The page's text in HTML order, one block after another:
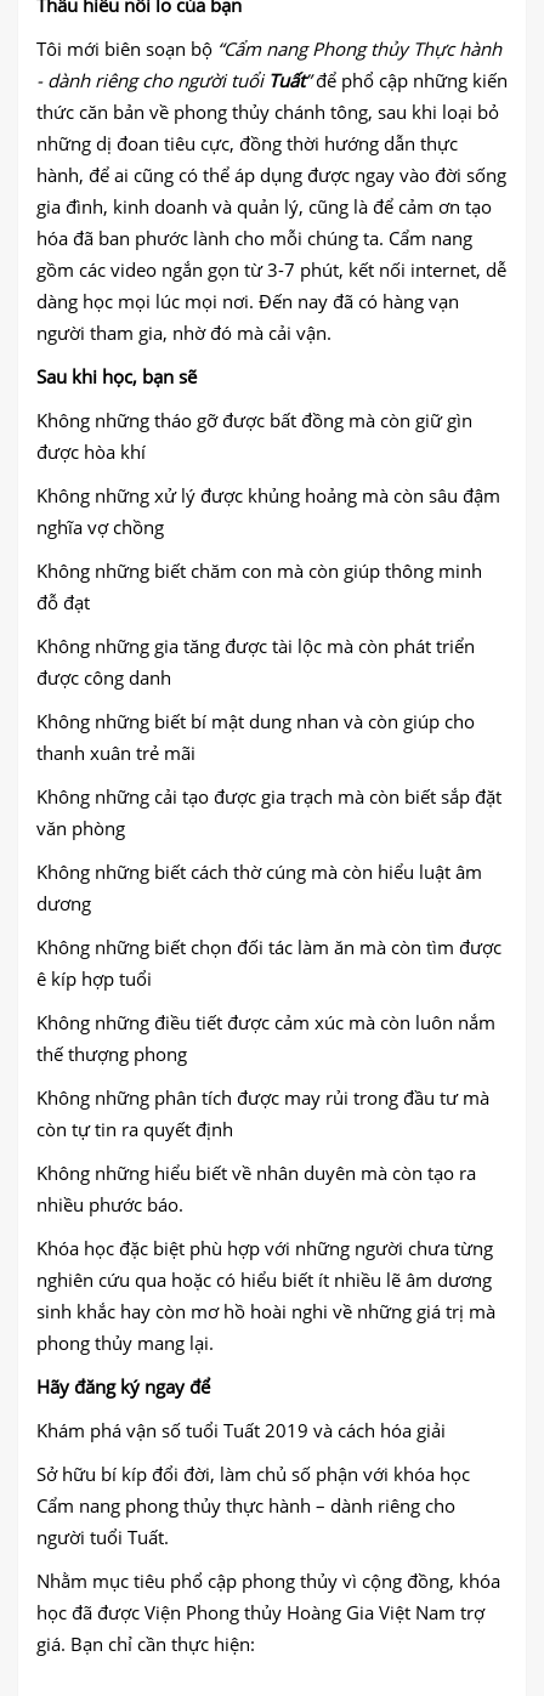
Thấu hiểu nỗi lo của bạn
Tôi mới biên soạn bộ “Cẩm nang Phong thủy Thực hành
- dành riêng cho người tuổi Tuất”để phổ cập những kiến
thức căn bản về phong thủy chánh tông, sau khi loại bỏ
những dị đoan tiêu cực, đồng thời hướng dẫn thực
hành, để ai cũng có thể áp dụng được ngay vào đời sống
gia đình, kinh doanh và quản lý, cũng là để cảm ơn tạo
hóa đã ban phước lành cho mỗi chúng ta. Cẩm nang
gồm các video ngắn gọn từ 3-7 phút, kết nối internet, dễ
dàng học mọi lúc mọi nơi. Đến nay đã có hàng vạn
người tham gia, nhờ đó mà cải vận.
Sau khi học, bạn sẽ
Không những tháo gỡ được bất đồng mà còn giữ gìn
được hòa khí
Không những xử lý được khủng hoảng mà còn sâu đậm
nghĩa vợ chồng
Không những biết chăm con mà còn giúp thông minh
đỗ đạt
Không những gia tăng được tài lộc mà còn phát triển
được công danh
Không những biết bí mật dung nhan và còn giúp cho
thanh xuân trẻ mãi
Không những cải tạo được gia trạch mà còn biết sắp đặt
văn phòng
Không những biết cách thờ cúng mà còn hiểu luật âm
dương
Không những biết chọn đối tác làm ăn mà còn tìm được
ê kíp hợp tuổi
Không những điều tiết được cảm xúc mà còn luôn nắm
thế thượng phong
Không những phân tích được may rủi trong đầu tư mà
còn tự tin ra quyết định
Không những hiểu biết về nhân duyên mà còn tạo ra
nhiều phước báo.
Khóa học đặc biệt phù hợp với những người chưa từng
nghiên cứu qua hoặc có hiểu biết ít nhiều lẽ âm dương
sinh khắc hay còn mơ hồ hoài nghi về những giá trị mà
phong thủy mang lại.
Hãy đăng ký ngay để
Khám phá vận số tuổi Tuất 2019 và cách hóa giải
Sở hữu bí kíp đổi đời, làm chủ số phận với khóa học
Cẩm nang phong thủy thực hành – dành riêng cho
người tuổi Tuất.
Nhằm mục tiêu phổ cập phong thủy vì cộng đồng, khóa
học đã được Viện Phong thủy Hoàng Gia Việt Nam trợ
giá. Bạn chỉ cần thực hiện: